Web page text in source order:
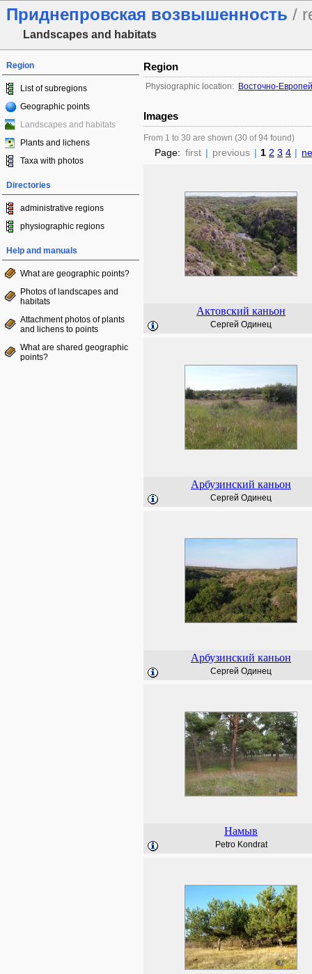
Приднепровская возвышенность /
Landscapes and habitats
Region
List of subregions
Geographic points
Landscapes and habitats
Plants and lichens
Taxa with photos
Directories
administrative regions
physiographic regions
Help and manuals
What are geographic points?
Photos of landscapes and
habitats
Attachment photos of plants
and lichens to points
What are shared geographic
points?
Region
Physiographic location: Восточно-
Images
From 1 to 30 are shown (30 of 94 found)
Page: first | previous | 1 2 3 4 |
Актовский каньон
Сергей Одинец
Арбузинский каньон
Сергей Одинец
Арбузинский каньон
Сергей Одинец
Намыв
Petro Kondrat